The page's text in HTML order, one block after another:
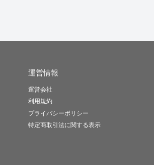
運営情報
運営会社
利用規約
プライバシーポリシー
特定商取引法に関する表示